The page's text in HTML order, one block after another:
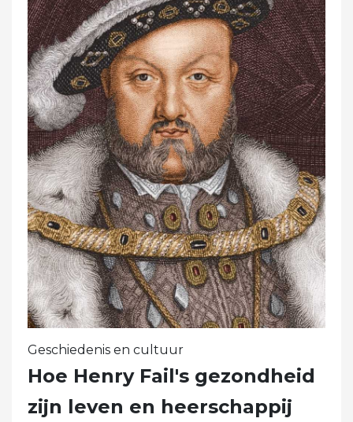
Geschiedenis en cultuur
Hoe Henry Fail's gezondheid
zijn leven en heerschappij